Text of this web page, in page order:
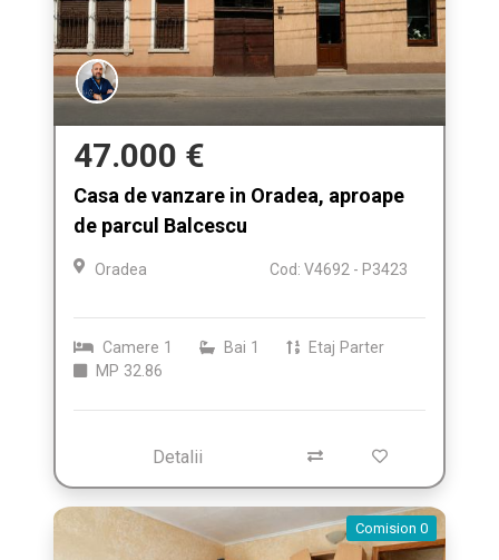
47.000 €
Casa de vanzare in Oradea, aproape
de parcul Balcescu
Oradea Cod: V4692 - P3423
Camere 1 Bai 1 Etaj Parter
MP 32.86
Detalii
Comision 0